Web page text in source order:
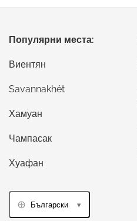
Популярни места:
Виентян
Savannakhét
Хамуан
Чампасак
Хуафан
Български